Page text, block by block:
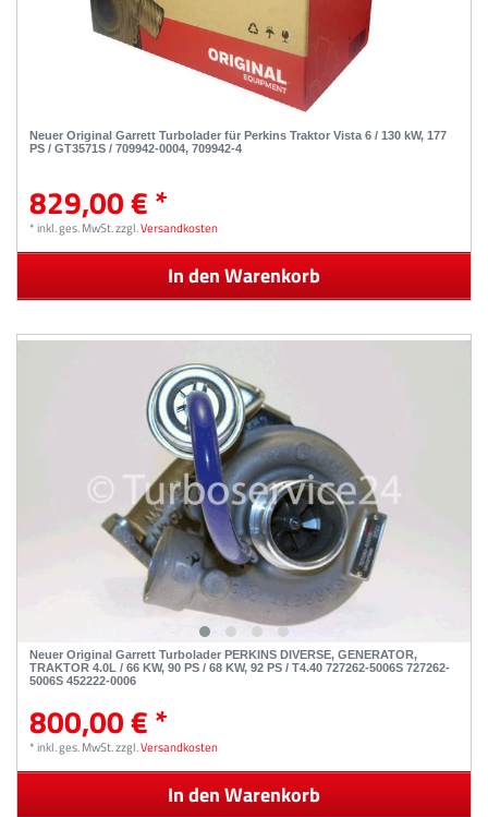
Neuer Original Garrett Turbolader für Perkins Traktor Vista 6 / 130 kW, 177
PS / GT3571S / 709942-0004, 709942-4
829,00 € *
*inkl. ges. MwSt.zzgl.Versandkosten
In den Warenkorb
Neuer Original Garrett Turbolader PERKINS DIVERSE, GENERATOR,
TRAKTOR 4.0L / 66 KW, 90 PS / 68 KW, 92 PS / T4.40 727262-5006S 727262-
5006S 452222-0006
800,00 € *
*inkl. ges. MwSt.zzgl.Versandkosten
In den Warenkorb